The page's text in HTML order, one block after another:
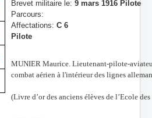
Brevet militaire le: 9 mars 1916 Pilote
Parcours:
Affectations: C 6
Pilote
MUNIER Maurice. Lieutenant-pilote-
combat aérien à l'intérieur des lignes
(Livre d’or des anciens élèves de l’Ecole